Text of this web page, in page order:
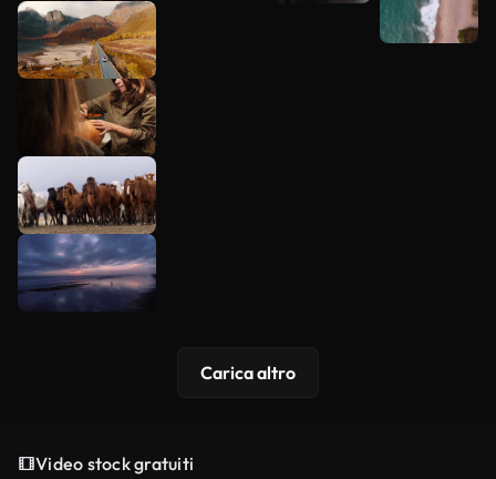
Carica altro
Video stock gratuiti